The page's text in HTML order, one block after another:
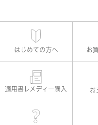
はじめての方へ お
適用書レメディー購入 お